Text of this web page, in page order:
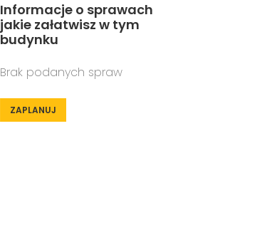
Informacje o sprawach
jakie załatwisz w tym
budynku
Brak podanych spraw
ZAPLANUJ